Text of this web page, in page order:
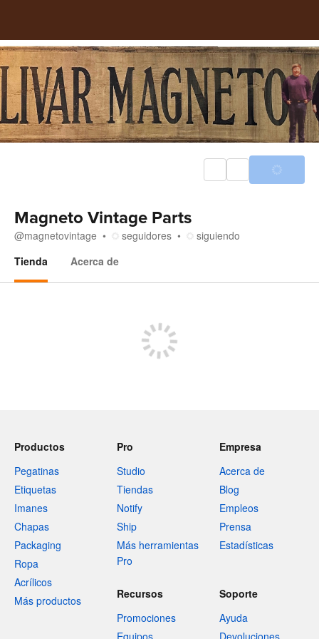
Magneto Vintage Parts
@magnetovintage seguidores
siguiendo
Tienda
Acerca de
Productos
Pegatinas
Etiquetas
Imanes
Chapas
Packaging
Ropa
Acrílicos
Más productos
Pro
Studio
Tiendas
Notify
Ship
Más herramientas
Pro
Empresa
Acerca de
Blog
Empleos
Prensa
Estadísticas
Recursos
Promociones
Equipos
Soporte
Ayuda
Devoluciones